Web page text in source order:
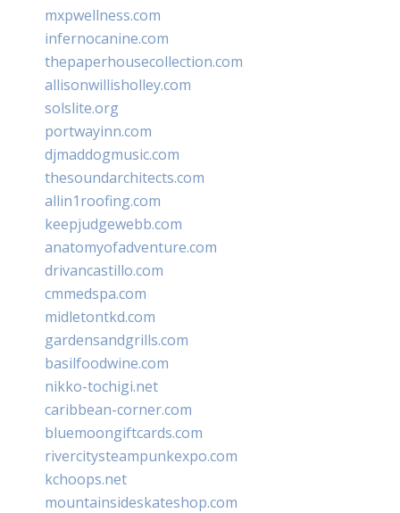
mxpwellness.com
infernocanine.com
thepaperhousecollection.com
allisonwillisholley.com
solslite.org
portwayinn.com
djmaddogmusic.com
thesoundarchitects.com
allin1roofing.com
keepjudgewebb.com
anatomyofadventure.com
drivancastillo.com
cmmedspa.com
midletontkd.com
gardensandgrills.com
basilfoodwine.com
nikko-tochigi.net
caribbean-corner.com
bluemoongiftcards.com
rivercitysteampunkexpo.com
kchoops.net
mountainsideskateshop.com